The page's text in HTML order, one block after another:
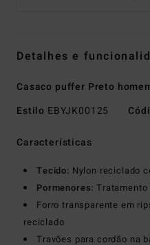
Detalhes e
Casaco puffer Preto
Estilo EBYJK00125
Características
Tecido: Nylon reciclado
Pormenores: Tratamento
Forro transparente em
reciclado
Travões para cordão na